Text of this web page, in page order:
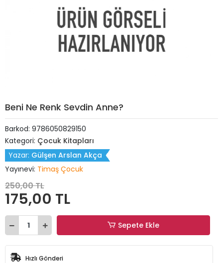
Beni Ne Renk Sevdin Anne?
Barkod: 9786050829150
Kategori: Çocuk Kitapları
Yazar: Gülşen Arslan Akça
Yayınevi: Timaş Çocuk
250,00 TL
175,00 TL
Sepete Ekle
Hızlı Gönderi